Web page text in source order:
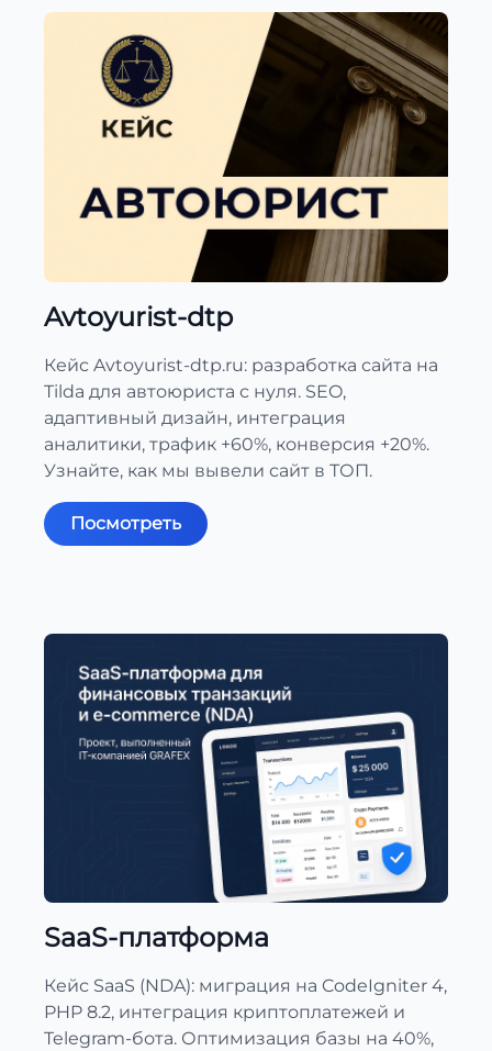
Avtoyurist-dtp
Кейс Avtoyurist-dtp.ru: разработка сайта на
Tilda для автоюриста с нуля. SEO,
адаптивный дизайн, интеграция
аналитики, трафик +60%, конверсия +20%.
Узнайте, как мы вывели сайт в ТОП.
Посмотреть
SaaS-платформа
Кейс SaaS (NDA): миграция на CodeIgniter 4,
PHP 8.2, интеграция криптоплатежей и
Telegram-бота. Оптимизация базы на 40%,